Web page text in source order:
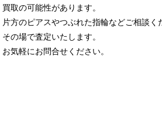
買取の可能性があります。
片方のピアスやつぶれた指輪などご相談く
その場で査定いたします。
お気軽にお問合せください。